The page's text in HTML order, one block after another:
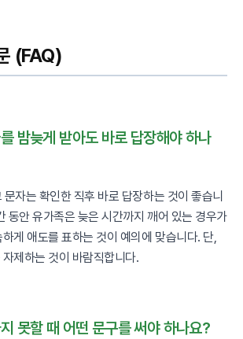
(FAQ)
밤늦게 받아도 바로 답장해야 하나
문자는 확인한 직후 바로 답장하는 것이 좋습니
동안 유가족은 늦은 시간까지 깨어 있는 경우가
게 애도를 표하는 것이 예의에 맞습니다. 단,
제하는 것이 바람직합니다.
못할 때 어떤 문구를 써야 하나요?